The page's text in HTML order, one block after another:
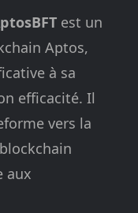
est un
Aptos,
à sa
efficacité. Il
vers la
aux